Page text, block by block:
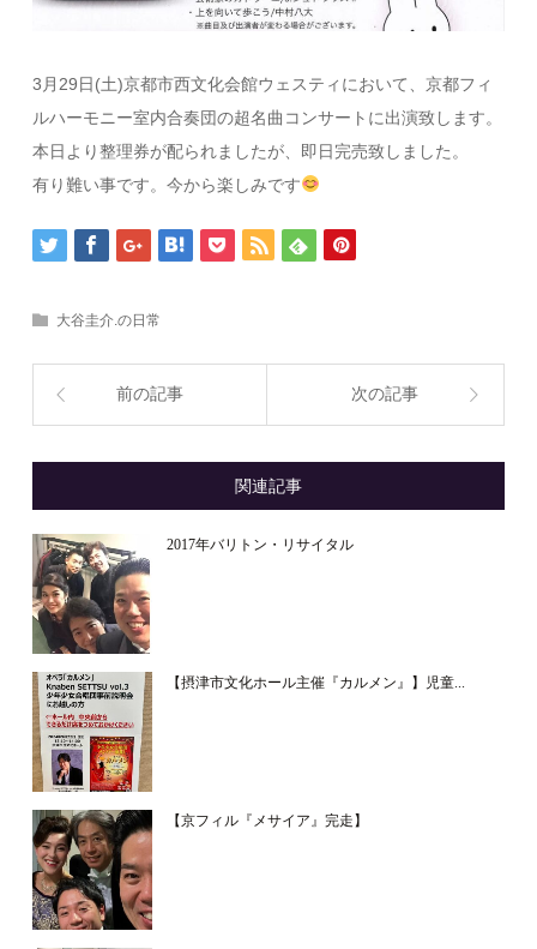
3月29日(土)京都市西文化会館ウェスティにおいて、京都フィ
ルハーモニー室内合奏団の超名曲コンサートに出演致します。
本日より整理券が配られましたが、即日完売致しました。
有り難い事です。今から楽しみです
大谷圭介.の日常
前の記事 次の記事
関連記事
2017年バリトン・リサイタル
【摂津市文化ホール主催『カルメン』】児童...
【京フィル『メサイア』完走】